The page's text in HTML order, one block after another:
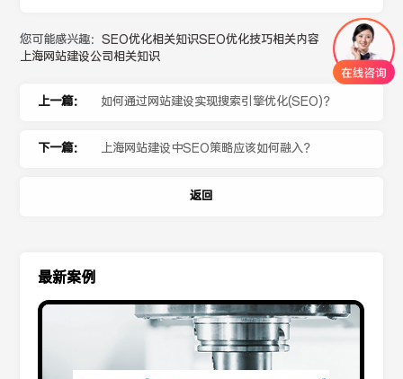
您可能感兴趣：SEO优化相关知识SEO优化技巧相关内容
上海网站建设公司相关知识
上一篇： 如何通过网站建设实现搜索引擎优化(SEO)？
下一篇： 上海网站建设中SEO策略应该如何融入？
返回
最新案例